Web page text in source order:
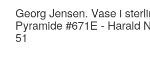
Georg Jensen. Vase i
Pyramide #671E - Harald
51